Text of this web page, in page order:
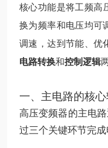
核心功能是将工频高
换为频率和电压均可
调速，达到节能、优
电路转换和控制逻辑
一、主电路的核
高压变频器的主电
过三个关键环节完成